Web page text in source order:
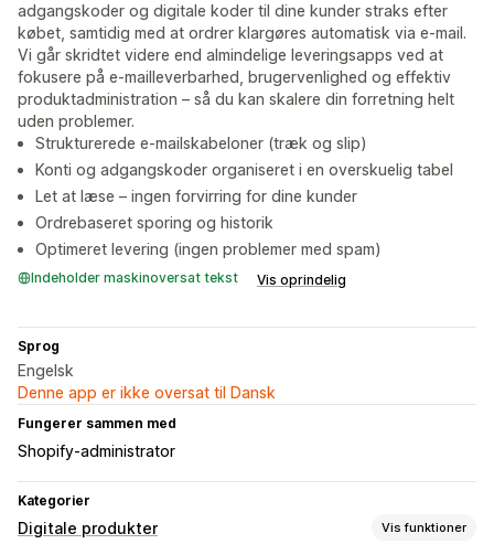
adgangskoder og digitale koder til dine kunder straks efter
købet, samtidig med at ordrer klargøres automatisk via e-mail.
Vi går skridtet videre end almindelige leveringsapps ved at
fokusere på e-mailleverbarhed, brugervenlighed og effektiv
produktadministration – så du kan skalere din forretning helt
uden problemer.
Strukturerede e-mailskabeloner (træk og slip)
Konti og adgangskoder organiseret i en overskuelig tabel
Let at læse – ingen forvirring for dine kunder
Ordrebaseret sporing og historik
Optimeret levering (ingen problemer med spam)
Indeholder maskinoversat tekst Vis oprindelig
Sprog
Engelsk
Denne app er ikke oversat til Dansk
Fungerer sammen med
Shopify-administrator
Kategorier
Digitale produkter Vis funktioner